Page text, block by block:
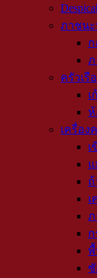
ภาชนะ
ก
ภ
ครัวเรื
เ
ห้
เครื่อง
เ
ถ้
เ
ภ
พื้
ซั